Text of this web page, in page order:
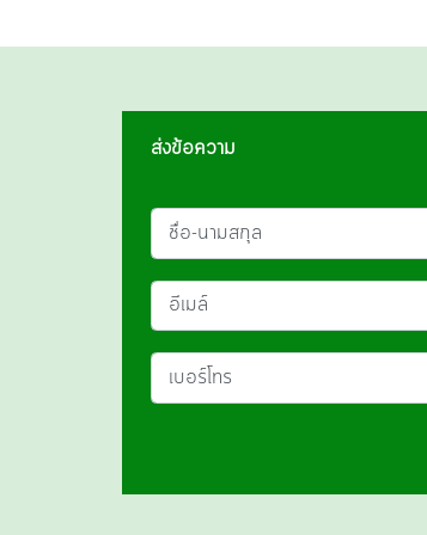
ส่งข้อความ